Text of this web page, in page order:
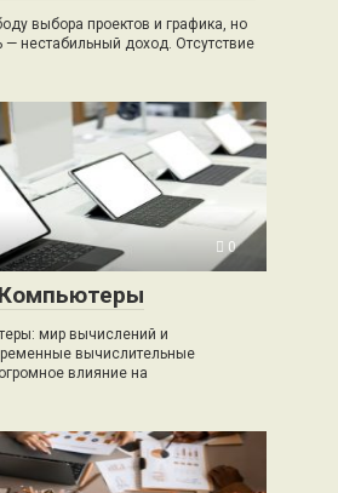
выбора проектов и графика, но
— нестабильный доход. Отсутствие
0
мир вычислений и
вычислительные
влияние на